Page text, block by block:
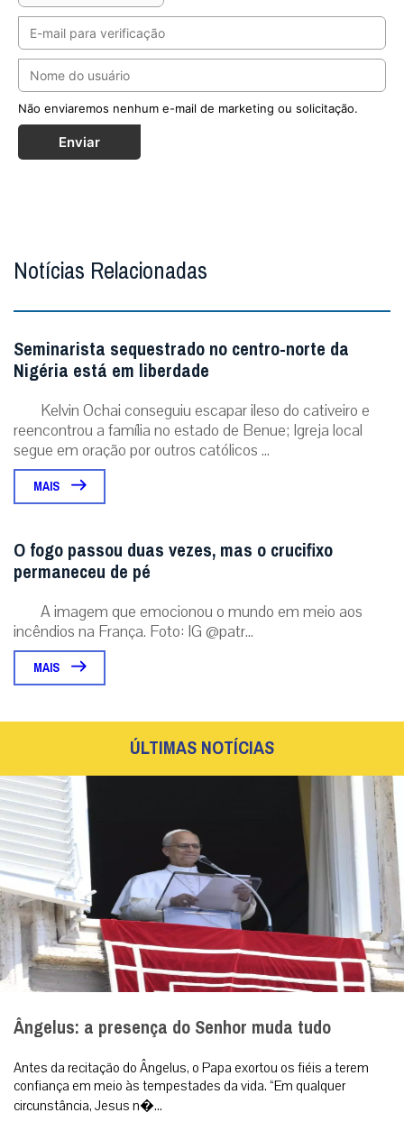
Não enviaremos nenhum e-mail de marketing ou solicitação.
Enviar
Notícias Relacionadas
Seminarista sequestrado no centro-norte da
Nigéria está em liberdade
Kelvin Ochai conseguiu escapar ileso do cativeiro e
reencontrou a família no estado de Benue; Igreja local
segue em oração por outros católicos ...
MAIS
O fogo passou duas vezes, mas o crucifixo
permaneceu de pé
A imagem que emocionou o mundo em meio aos
incêndios na França. Foto: IG @patr...
MAIS
ÚLTIMAS NOTÍCIAS
Ângelus: a presença do Senhor muda tudo
Antes da recitação do Ângelus, o Papa exortou os fiéis a terem
confiança em meio às tempestades da vida. “Em qualquer
circunstância, Jesus n�...